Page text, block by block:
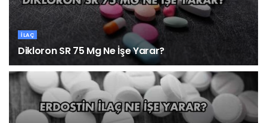
İLAÇ
Dikloron SR 75 Mg Ne İşe Yarar?
23 EYLÜL 2025